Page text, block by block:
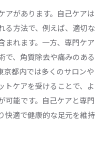
新フットケア技術
アの極意
より快適にするための
を楽しむためのアイデ
トケアルーティン
活の質を向上させる方法
アがあります。自己ケアは
る方法で、例えば、適切な
まれます。一方、専門ケア
で、角質除去や痛みのある
京都内では多くのサロンや
トケアを受けることで、よ
可能です。自己ケアと専門
快適で健康的な足元を維持